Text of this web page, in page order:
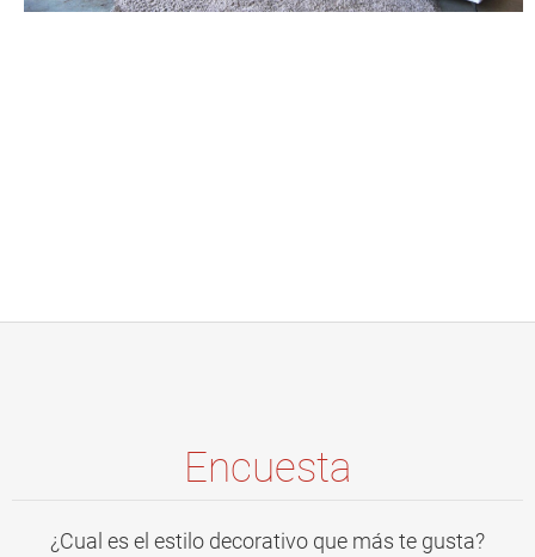
Encuesta
¿Cual es el estilo decorativo que más te gusta?